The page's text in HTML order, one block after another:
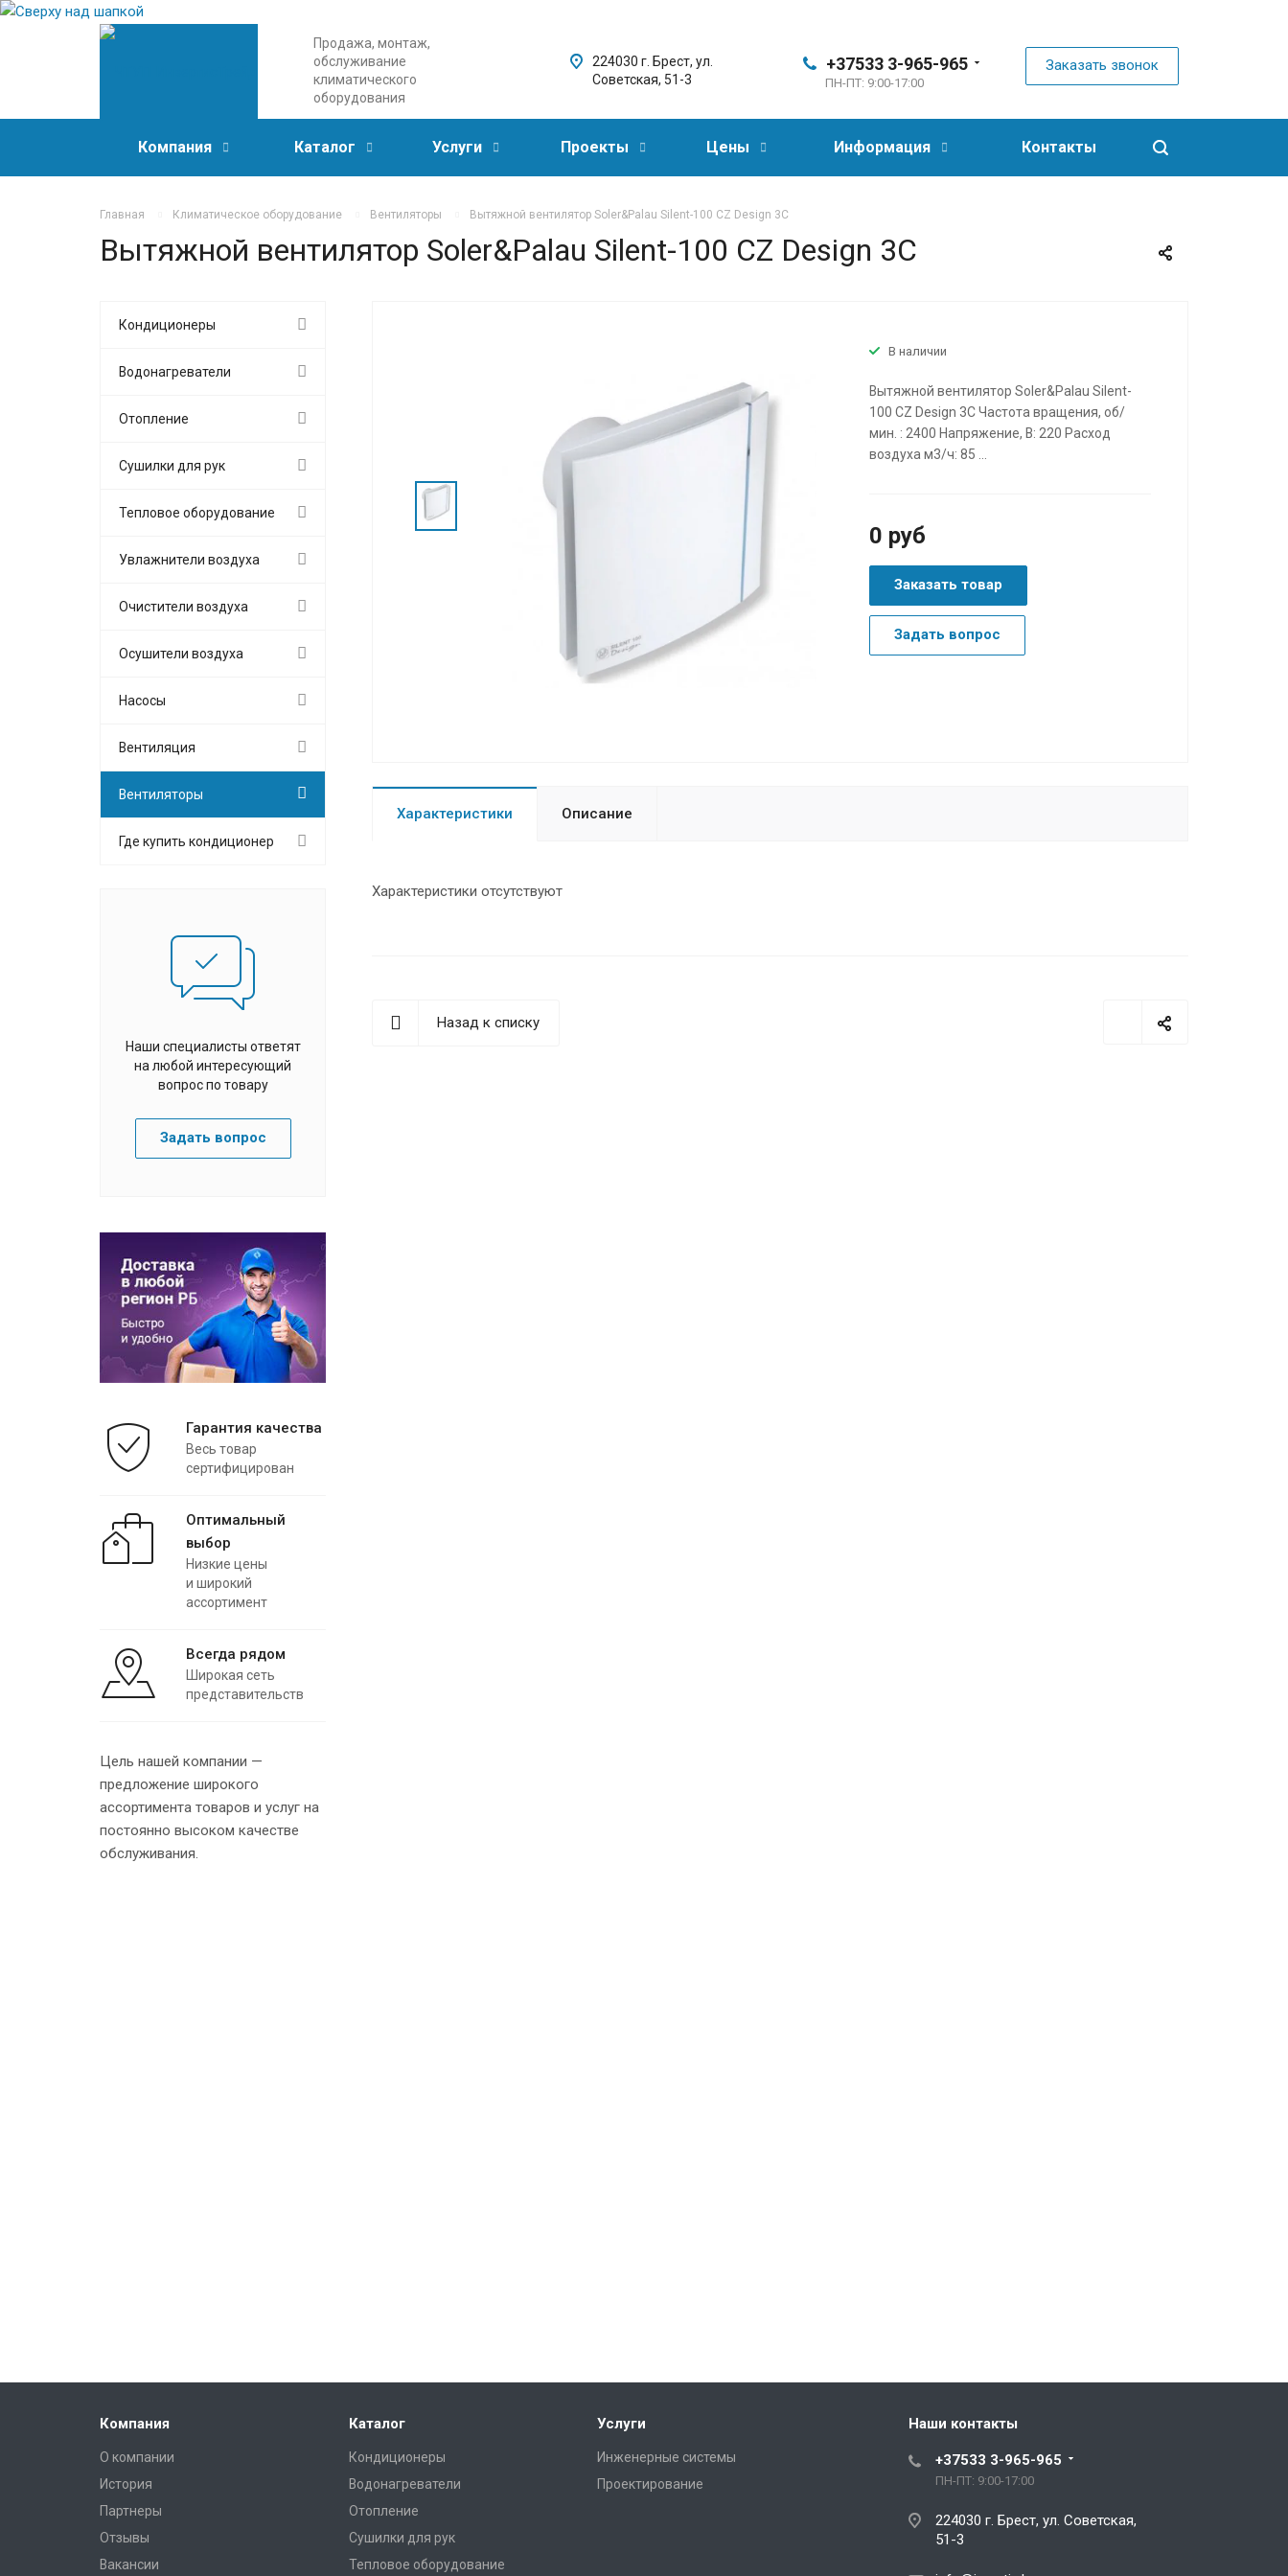
Продажа, монтаж,
обслуживание
климатического
оборудования
+37533 3-965-965
ПН-ПТ: 9:00-17:00
Заказать звонок
224030 г. Брест, ул.
Советская, 51-3
Компания Каталог Услуги Проекты Цены Информация Контакты
Главная Климатическое оборудование Вентиляторы Вытяжной вентилятор Soler&Palau Silent-100 CZ Design 3C
Вытяжной вентилятор Soler&Palau Silent-100 CZ Design 3C
В наличии
Вытяжной вентилятор Soler&Palau Silent-
100 CZ Design 3C Частота вращения, об/
мин. : 2400 Напряжение, В: 220 Расход
воздуха м3/ч: 85 ...
0 руб
Заказать товар
Задать вопрос
Характеристики Описание
Характеристики отсутствуют
Назад к списку
Кондиционеры
Водонагреватели
Отопление
Сушилки для рук
Тепловое оборудование
Увлажнители воздуха
Очистители воздуха
Осушители воздуха
Насосы
Вентиляция
Вентиляторы
Где купить кондиционер
Наши специалисты ответят
на любой интересующий
вопрос по товару
Задать вопрос
Гарантия качества
Весь товар
сертифицирован
Оптимальный
выбор
Низкие цены
и широкий
ассортимент
Всегда рядом
Широкая сеть
представительств
Цель нашей компании —
предложение широкого
ассортимента товаров и услуг на
постоянно высоком качестве
обслуживания.
Компания
О компании
История
Партнеры
Отзывы
Вакансии
Каталог
Кондиционеры
Водонагреватели
Отопление
Сушилки для рук
Тепловое оборудование
Услуги
Инженерные системы
Проектирование
Наши контакты
+37533 3-965-965
ПН-ПТ: 9:00-17:00
224030 г. Брест, ул. Советская,
51-3